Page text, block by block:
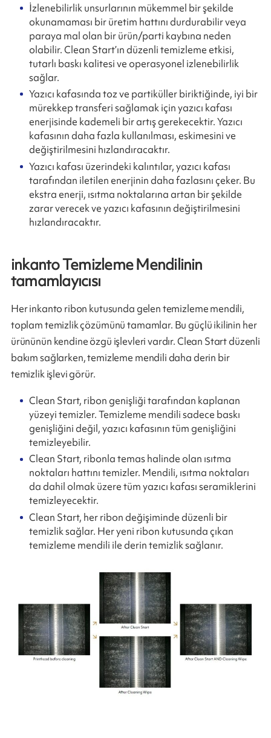
İzlenebilirlik unsurlarının mükemmel bir şekilde
okunamaması bir üretim hattını durdurabilir veya
paraya mal olan bir ürün/parti kaybına neden
olabilir. Clean Start’ın düzenli temizleme etkisi,
tutarlı baskı kalitesi ve operasyonel izlenebilirlik
sağlar.
Yazıcı kafasında toz ve partiküller biriktiğinde, iyi bir
mürekkep transferi sağlamak için yazıcı kafası
enerjisinde kademeli bir artış gerekecektir. Yazıcı
kafasının daha fazla kullanılması, eskimesini ve
değiştirilmesini hızlandıracaktır.
Yazıcı kafası üzerindeki kalıntılar, yazıcı kafası
tarafından iletilen enerjinin daha fazlasını çeker. Bu
ekstra enerji, ısıtma noktalarına artan bir şekilde
zarar verecek ve yazıcı kafasının değiştirilmesini
hızlandıracaktır.
inkanto Temizleme Mendilinin
tamamlayıcısı
Her inkanto ribon kutusunda gelen temizleme mendili,
toplam temizlik çözümünü tamamlar. Bu güçlü ikilinin her
ürününün kendine özgü işlevleri vardır. Clean Start düzenli
bakım sağlarken, temizleme mendili daha derin bir
temizlik işlevi görür.
Clean Start, ribon genişliği tarafından kaplanan
yüzeyi temizler. Temizleme mendili sadece baskı
genişliğini değil, yazıcı kafasının tüm genişliğini
temizleyebilir.
Clean Start, ribonla temas halinde olan ısıtma
noktaları hattını temizler. Mendili, ısıtma noktaları
da dahil olmak üzere tüm yazıcı kafası seramiklerini
temizleyecektir.
Clean Start, her ribon değişiminde düzenli bir
temizlik sağlar. Her yeni ribon kutusunda çıkan
temizleme mendili ile derin temizlik sağlanır.